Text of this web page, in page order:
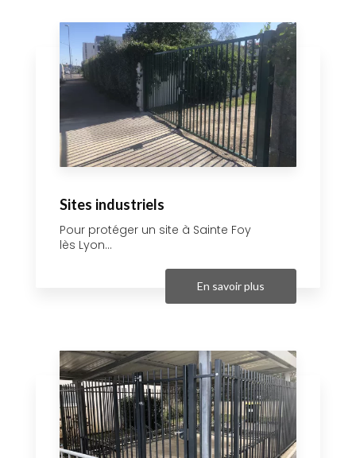
Sites industriels
Pour protéger un site à Sainte Foy
lès Lyon...
En savoir plus